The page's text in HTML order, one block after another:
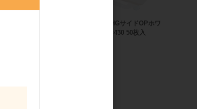
和気 HGサイドOPホワ
イト ♯430 50枚入